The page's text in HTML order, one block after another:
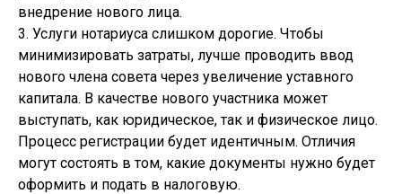
внедрение нового лица.
3. Услуги нотариуса слишком дорогие. Чтобы
минимизировать затраты, лучше проводить ввод
нового члена совета через увеличение уставного
капитала. В качестве нового участника может
выступать, как юридическое, так и физическое лицо.
Процесс регистрации будет идентичным. Отличия
могут состоять в том, какие документы нужно будет
оформить и подать в налоговую.